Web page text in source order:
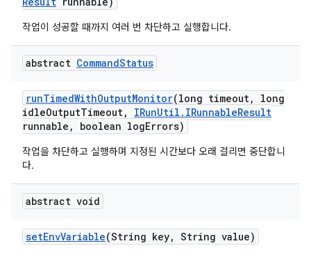
작업이 성공할 때까지 여러 번 차단하고 실행합니다.
abstract CommandStatus
runTimedWithOutputMonitor(long timeout,
long
idleOutputTimeout, IRunUtil . IRunnableResult
runnable , boolean logErrors)
작업을 차단하고 실행하며 지정된 시간보다 오래 걸리면 중단합니
다.
abstract void
setEnvVariable(String key, String value)